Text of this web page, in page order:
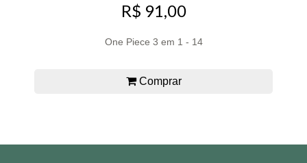
R$ 91,00
One Piece 3 em 1 - 14
Comprar